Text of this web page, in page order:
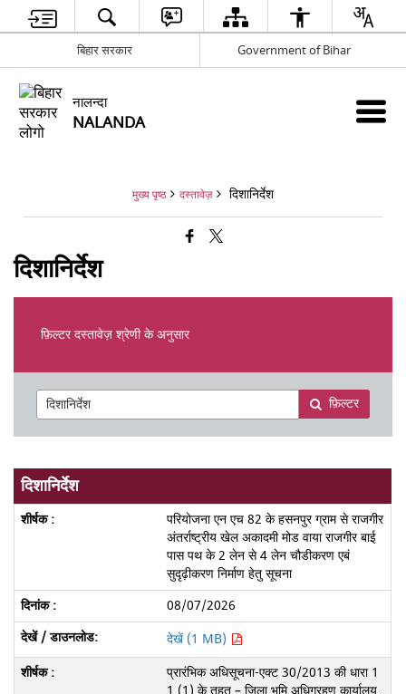
बिहार सरकार Government of Bihar
नालन्दा
NALANDA
मुख्य पृष्ठ दस्तावेज़ दिशानिर्देश
दिशानिर्देश
फ़िल्टर दस्तावेज़ श्रेणी के अनुसार
फ़िल्टर
दिशानिर्देश
परियोजना एन एच 82 के हसनपुर ग्राम से राजगीर
अंतर्राष्ट्रीय खेल अकादमी मोड वाया राजगीर बाई
पास पथ के 2 लेन से 4 लेन चौडीकरण एबं
सुदृढ़ीकरण निर्माण हेतु सूचना
08/07/2026
देखें (1 MB)
प्रारंभिक अधिसूचना-एक्ट 30/2013 की धारा 1